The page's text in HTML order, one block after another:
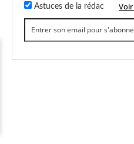
Astuces de la rédac